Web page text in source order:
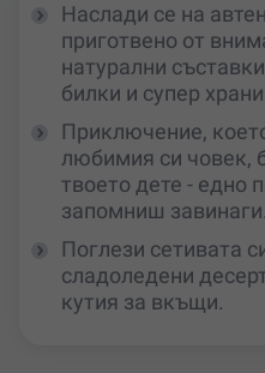
Наслади се на
приготвено от
натурални
билки и супер
Приключение,
любимия си човек,
твоето дете - едно
запомниш завинаги.
Поглези сетивата
сладоледени
кутия за вкъщи.